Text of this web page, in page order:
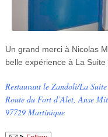
Un grand merci à Nicolas
belle expérience à La Suite
Restaurant le Zandoli/La
Route du Fort d’Alet, Anse
97729 Martinique